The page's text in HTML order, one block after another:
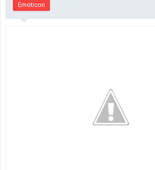
Emoticon